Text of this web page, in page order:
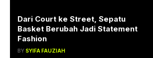
Dari Court ke Street, Sepatu
Basket Berubah Jadi Statement
Fashion
BY SYIFA FAUZIAH